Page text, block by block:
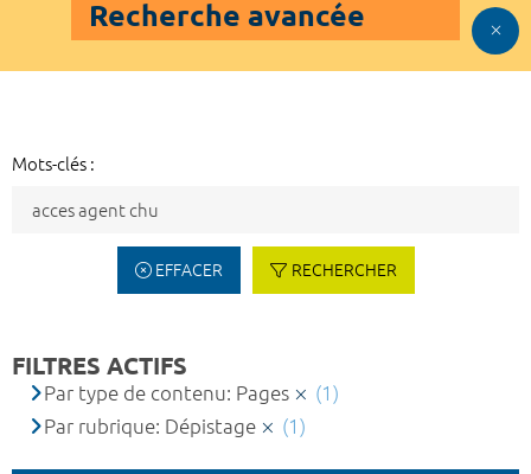
Recherche avancée
Mots-clés :
EFFACER RECHERCHER
FILTRES ACTIFS
Par type de contenu: Pages
(1)
Par rubrique: Dépistage
(1)